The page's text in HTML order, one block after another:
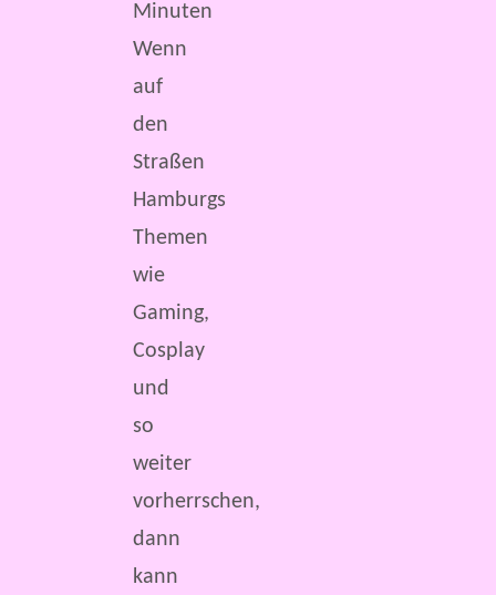
Minuten
Wenn
auf
den
Straßen
Hamburgs
Themen
wie
Gaming,
Cosplay
und
so
weiter
vorherrschen,
dann
kann